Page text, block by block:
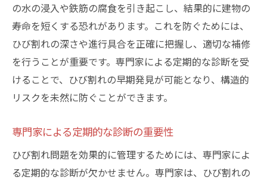
の水の浸入や鉄筋の腐食を引き起こし、結果的に建物の
寿命を短くする恐れがあります。これを防ぐためには、
ひび割れの深さや進行具合を正確に把握し、適切な補修
を行うことが重要です。専門家による定期的な診断を受
けることで、ひび割れの早期発見が可能となり、構造的
リスクを未然に防ぐことができます。
専門家による定期的な診断の重要性
ひび割れ問題を効果的に管理するためには、専門家によ
る定期的な診断が欠かせません。専門家は、ひび割れの